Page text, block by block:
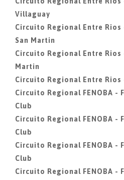
Villaguay
Circuito Regional Entre Rios
San Martin
Circuito Regional Entre Rios
Martin
Circuito Regional Entre Rios
Circuito Regional FENOBA -
Club
Circuito Regional FENOBA -
Club
Circuito Regional FENOBA -
Club
Circuito Regional FENOBA -